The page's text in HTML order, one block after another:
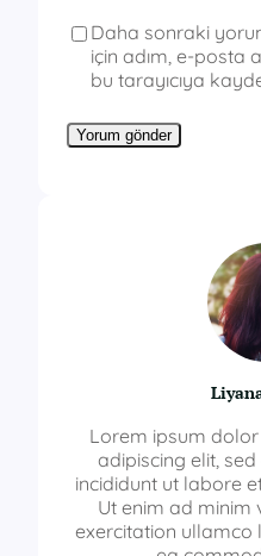
Daha sonraki
için adım, e-posta
bu tarayıcıya
Lorem ipsum
adipiscing elit,
incididunt ut labore
Ut enim ad minim
exercitation ullamco